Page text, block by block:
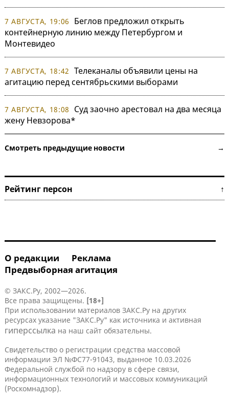
7 АВГУСТА, 19:06
Беглов предложил открыть
контейнерную линию между Петербургом и
Монтевидео
7 АВГУСТА, 18:42 Телеканалы объявили цены на
агитацию перед сентябрьскими выборами
7 АВГУСТА, 18:08
Суд заочно арестовал на два месяца
жену Невзорова*
Смотреть предыдущие новости →
Рейтинг персон ↑
О редакции
Реклама
Предвыборная агитация
© ЗАКС.Ру, 2002—2026.
Все права защищены. [18+]
При использовании материалов ЗАКС.Ру на других
ресурсах указание "ЗАКС.Ру" как источника и активная
гиперссылка на наш сайт обязательны.
Свидетельство о регистрации средства массовой
информации ЭЛ №ФС77-91043, выданное 10.03.2026
Федеральной службой по надзору в сфере связи,
информационных технологий и массовых коммуникаций
(Роскомнадзор).